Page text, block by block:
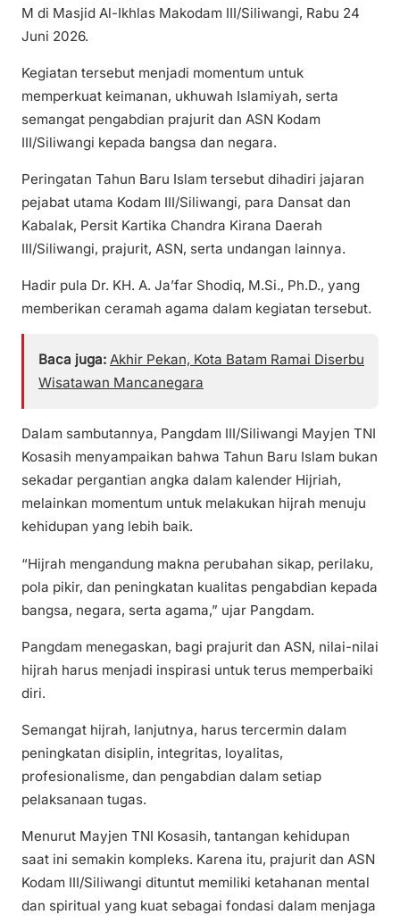
M di Masjid Al-Ikhlas Makodam III/Siliwangi, Rabu 24
Juni 2026.
Kegiatan tersebut menjadi momentum untuk
memperkuat keimanan, ukhuwah Islamiyah, serta
semangat pengabdian prajurit dan ASN Kodam
III/Siliwangi kepada bangsa dan negara.
Peringatan Tahun Baru Islam tersebut dihadiri jajaran
pejabat utama Kodam III/Siliwangi, para Dansat dan
Kabalak, Persit Kartika Chandra Kirana Daerah
III/Siliwangi, prajurit, ASN, serta undangan lainnya.
Hadir pula Dr. KH. A. Ja’far Shodiq, M.Si., Ph.D., yang
memberikan ceramah agama dalam kegiatan tersebut.
Baca juga: Akhir Pekan, Kota Batam Ramai Diserbu
Wisatawan Mancanegara
Dalam sambutannya, Pangdam III/Siliwangi Mayjen TNI
Kosasih menyampaikan bahwa Tahun Baru Islam bukan
sekadar pergantian angka dalam kalender Hijriah,
melainkan momentum untuk melakukan hijrah menuju
kehidupan yang lebih baik.
“Hijrah mengandung makna perubahan sikap, perilaku,
pola pikir, dan peningkatan kualitas pengabdian kepada
bangsa, negara, serta agama,” ujar Pangdam.
Pangdam menegaskan, bagi prajurit dan ASN, nilai-nilai
hijrah harus menjadi inspirasi untuk terus memperbaiki
diri.
Semangat hijrah, lanjutnya, harus tercermin dalam
peningkatan disiplin, integritas, loyalitas,
profesionalisme, dan pengabdian dalam setiap
pelaksanaan tugas.
Menurut Mayjen TNI Kosasih, tantangan kehidupan
saat ini semakin kompleks. Karena itu, prajurit dan ASN
Kodam III/Siliwangi dituntut memiliki ketahanan mental
dan spiritual yang kuat sebagai fondasi dalam menjaga